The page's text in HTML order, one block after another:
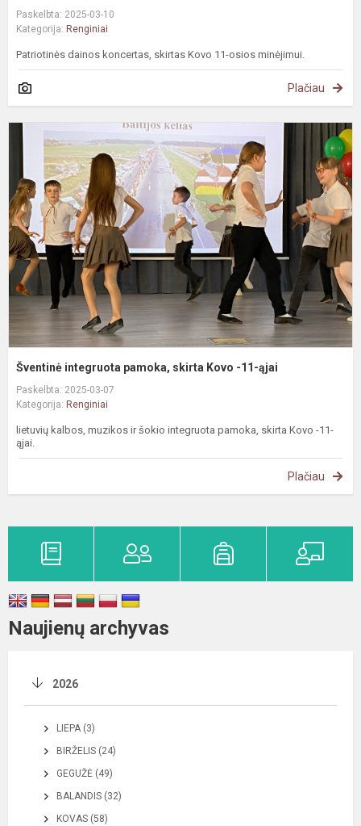
Paskelbta: 2025-03-10
Kategorija: Renginiai
Patriotinės dainos koncertas, skirtas Kovo 11-osios minėjimui.
Plačiau
Šventinė integruota pamoka, skirta Kovo -11-ąjai
Paskelbta: 2025-03-07
Kategorija: Renginiai
lietuvių kalbos, muzikos ir šokio integruota pamoka, skirta Kovo -11-
ąjai.
Plačiau
Naujienų archyvas
2026
LIEPA (3)
BIRŽELIS (24)
GEGUŽĖ (49)
BALANDIS (32)
KOVAS (58)